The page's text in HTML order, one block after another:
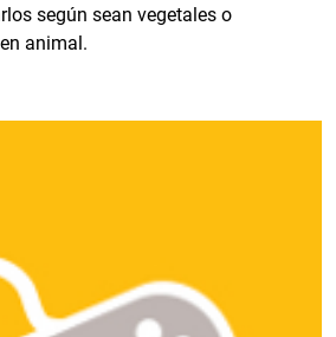
según sean vegetales o
animal.